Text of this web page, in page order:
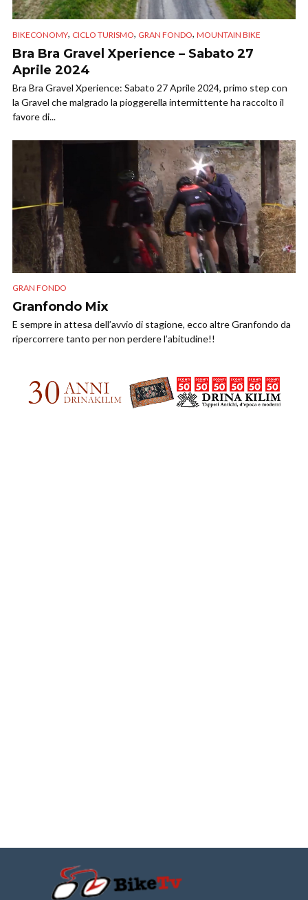
BIKECONOMY, CICLO TURISMO, GRAN FONDO, MOUNTAIN BIKE
Bra Bra Gravel Xperience – Sabato 27
Aprile 2024
Bra Bra Gravel Xperience: Sabato 27 Aprile 2024, primo step con
la Gravel che malgrado la pioggerella intermittente ha raccolto il
favore di...
GRAN FONDO
Granfondo Mix
E sempre in attesa dell’avvio di stagione, ecco altre Granfondo da
ripercorrere tanto per non perdere l’abitudine!!